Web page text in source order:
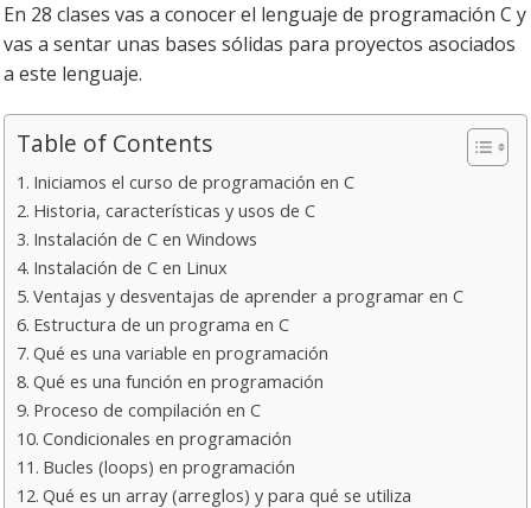
En 28 clases vas a conocer el lenguaje de programación C y
vas a sentar unas bases sólidas para proyectos asociados
a este lenguaje.
Table of Contents
Iniciamos el curso de programación en C
Historia, características y usos de C
Instalación de C en Windows
Instalación de C en Linux
Ventajas y desventajas de aprender a programar en C
Estructura de un programa en C
Qué es una variable en programación
Qué es una función en programación
Proceso de compilación en C
Condicionales en programación
Bucles (loops) en programación
Qué es un array (arreglos) y para qué se utiliza